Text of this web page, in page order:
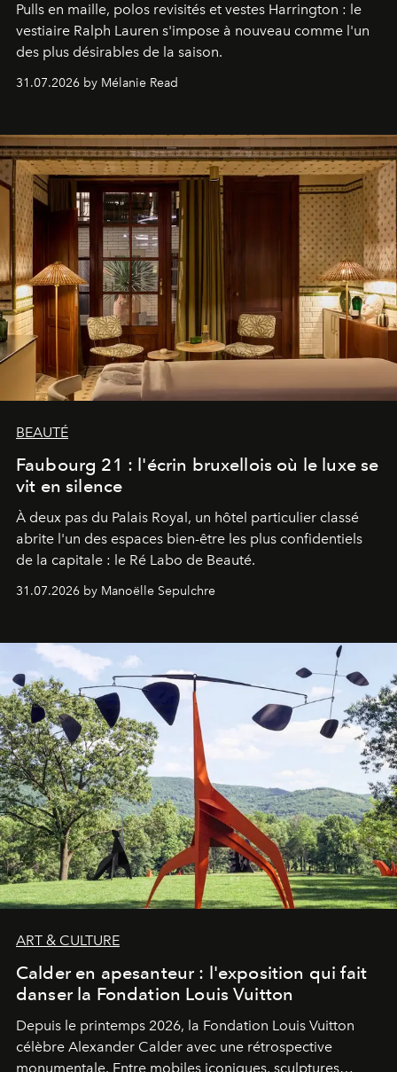
Pulls en maille, polos revisités et vestes Harrington : le
vestiaire Ralph Lauren s'impose à nouveau comme l'un
des plus désirables de la saison.
31.07.2026 by Mélanie Read
BEAUTÉ
Faubourg 21 : l'écrin bruxellois où le luxe se
vit en silence
À deux pas du Palais Royal, un hôtel particulier classé
abrite l'un des espaces bien-être les plus confidentiels
de la capitale : le Ré Labo de Beauté.
31.07.2026 by Manoëlle Sepulchre
ART & CULTURE
Calder en apesanteur : l'exposition qui fait
danser la Fondation Louis Vuitton
Depuis le printemps 2026, la Fondation Louis Vuitton
célèbre Alexander Calder avec une rétrospective
monumentale. Entre mobiles iconiques, sculptures